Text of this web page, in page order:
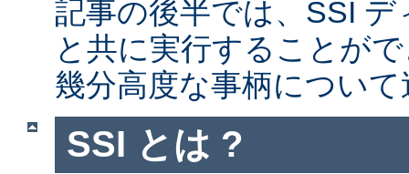
記事の後半では、SSI
と共に実行することが
幾分高度な事柄につい
SSI とは ?